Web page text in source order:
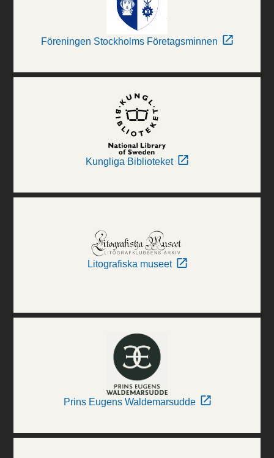
Föreningen Stockholms Företagsminnen
Kungliga Biblioteket
Litografiska museet
Prins Eugens Waldemarsudde